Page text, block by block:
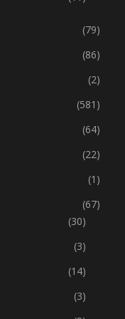
(79)
(86)
(2)
(581)
(64)
(22)
(1)
(67)
(30)
(3)
(14)
(3)